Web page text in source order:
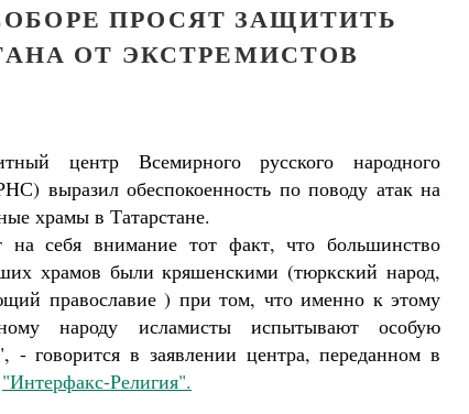
ПРОСЯТ ЗАЩИТИТЬ
ОТ ЭКСТРЕМИСТОВ
центр Всемирного русского народного
выразил обеспокоенность по поводу атак на
храмы в Татарстане.
на себя внимание тот факт, что большинство
храмов были кряшенскими (тюркский народ,
православие ) при том, что именно к этому
народу исламисты испытывают особую
- говорится в заявлении центра, переданном в
"Интерфакс-Религия".